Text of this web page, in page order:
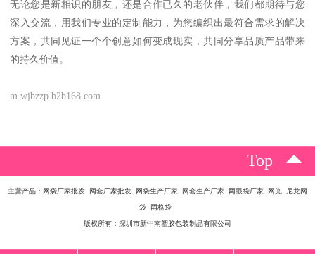
无论您是新相识的朋友，还是合作已久的老伙伴，我们都期待与您
深入交流，用我们专业的定制能力，为您编织出最符合需求的解决
方案，共同见证一个个创意如何变成现实，共同分享品质产品带来
的持久价值。
m.wjbzzp.b2b168.com
Top
主营产品：网袋厂家批发 网套厂家批发 网袋生产厂家 网套生产厂家 网眼袋厂家 网兜 尼龙网
袋 网格袋
版权所有：深圳市新中南塑胶包装制品有限公司